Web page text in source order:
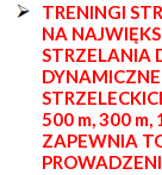
TRENINGI
NA
STRZELANIA
500 m, 300 m,
ZAPEWNIA